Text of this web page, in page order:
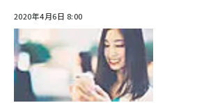
2020年4月6日 8:00